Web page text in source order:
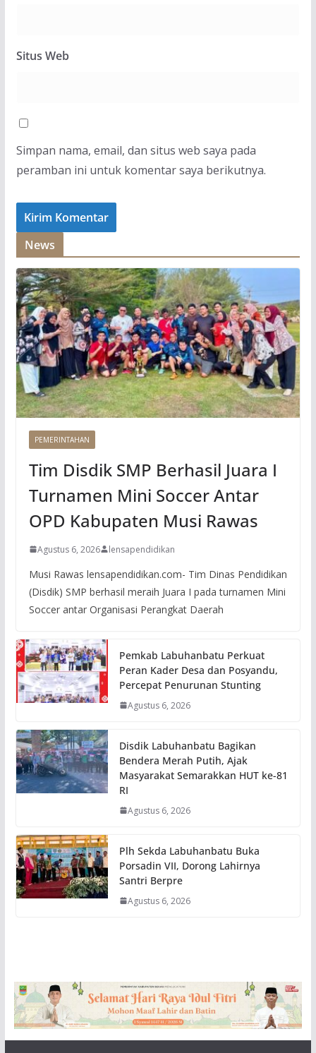
Situs Web
Simpan nama, email, dan situs web saya pada
peramban ini untuk komentar saya berikutnya.
News
PEMERINTAHAN
Tim Disdik SMP Berhasil Juara I
Turnamen Mini Soccer Antar
OPD Kabupaten Musi Rawas
Agustus 6, 2026 lensapendidikan
Musi Rawas lensapendidikan.com- Tim Dinas Pendidikan
(Disdik) SMP berhasil meraih Juara I pada turnamen Mini
Soccer antar Organisasi Perangkat Daerah
Pemkab Labuhanbatu Perkuat
Peran Kader Desa dan Posyandu,
Percepat Penurunan Stunting
Agustus 6, 2026
Disdik Labuhanbatu Bagikan
Bendera Merah Putih, Ajak
Masyarakat Semarakkan HUT ke-81
RI
Agustus 6, 2026
Plh Sekda Labuhanbatu Buka
Porsadin VII, Dorong Lahirnya
Santri Berpre
Agustus 6, 2026